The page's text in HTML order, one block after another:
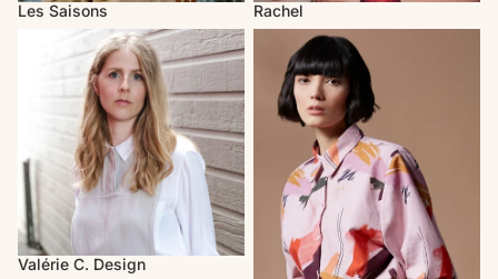
Les Saisons
Rachel
Valérie C. Design
Valérie C. Design
Melow par Mélissa Bolduc